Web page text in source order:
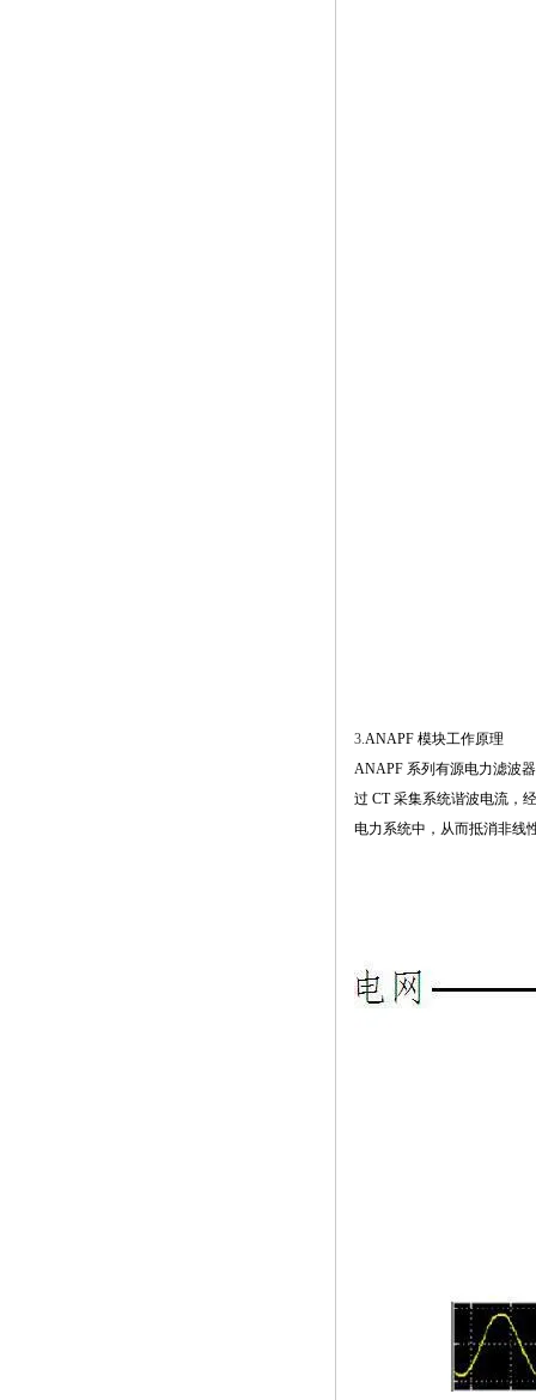
3.ANAPF 模块工作原理
ANAPF 系列有源电力滤波
过 CT采集系统谐波电流，
电力系统中，从而抵消非线